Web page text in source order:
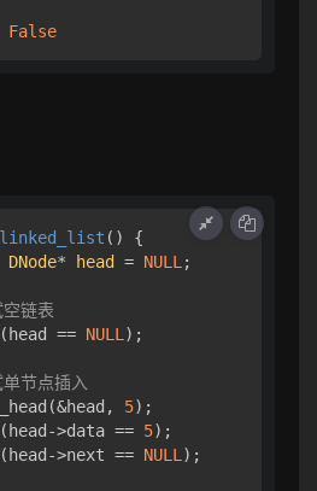
False
()
{
DNode* head = NULL ;
链表
==
NULL );
节点插入
5);
>data ==
5);
>next ==
NULL );